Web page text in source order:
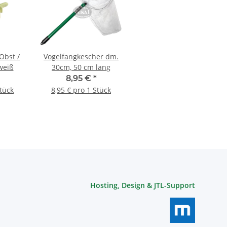
/
Vogelfangkescher dm.
30cm, 50 cm lang
8,95 € *
8,95 € pro 1 Stück
Hosting, Design & JTL-Support